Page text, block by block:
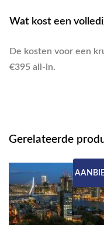
Wat kost een
De kosten voor een
€395 all-in.
Gerelateerde